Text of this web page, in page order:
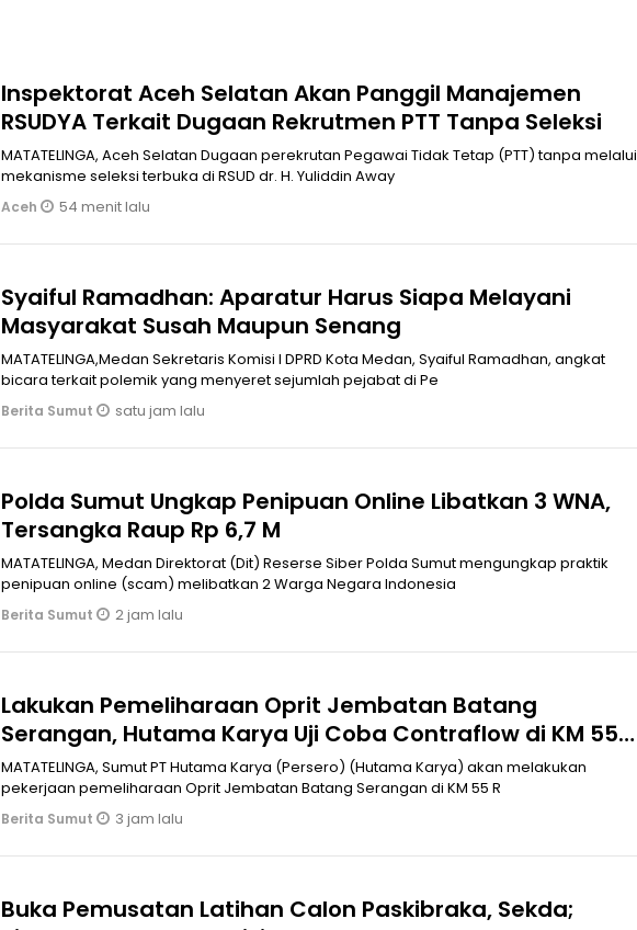
Inspektorat Aceh Selatan Akan Panggil Manajemen
RSUDYA Terkait Dugaan Rekrutmen PTT Tanpa Seleksi
MATATELINGA, Aceh Selatan Dugaan perekrutan Pegawai Tidak Tetap (PTT) tanpa melalui
mekanisme seleksi terbuka di RSUD dr. H. Yuliddin Away
Aceh 54 menit lalu
Syaiful Ramadhan: Aparatur Harus Siapa Melayani
Masyarakat Susah Maupun Senang
MATATELINGA,Medan Sekretaris Komisi I DPRD Kota Medan, Syaiful Ramadhan, angkat
bicara terkait polemik yang menyeret sejumlah pejabat di Pe
Berita Sumut satu jam lalu
Polda Sumut Ungkap Penipuan Online Libatkan 3 WNA,
Tersangka Raup Rp 6,7 M
MATATELINGA, Medan Direktorat (Dit) Reserse Siber Polda Sumut mengungkap praktik
penipuan online (scam) melibatkan 2 Warga Negara Indonesia
Berita Sumut 2 jam lalu
Lakukan Pemeliharaan Oprit Jembatan Batang
Serangan, Hutama Karya Uji Coba Contraflow di KM 55
Tol Binjai–Langsa*
MATATELINGA, Sumut PT Hutama Karya (Persero) (Hutama Karya) akan melakukan
pekerjaan pemeliharaan Oprit Jembatan Batang Serangan di KM 55 R
Berita Sumut 3 jam lalu
Buka Pemusatan Latihan Calon Paskibraka, Sekda;